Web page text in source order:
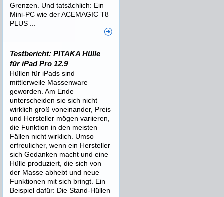
Grenzen. Und tatsächlich: Ein
Mini-PC wie der ACEMAGIC T8
PLUS ...
Testbericht: PITAKA Hülle
für iPad Pro 12.9
Hüllen für iPads sind
mittlerweile Massenware
geworden. Am Ende
unterscheiden sie sich nicht
wirklich groß voneinander, Preis
und Hersteller mögen variieren,
die Funktion in den meisten
Fällen nicht wirklich. Umso
erfreulicher, wenn ein Hersteller
sich Gedanken macht und eine
Hülle produziert, die sich von
der Masse abhebt und neue
Funktionen mit sich bringt. Ein
Beispiel dafür: Die Stand-Hüllen